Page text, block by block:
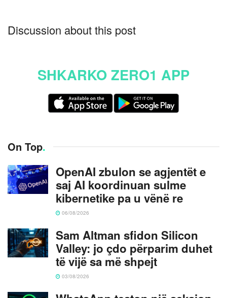
Discussion about this post
SHKARKO ZERO1 APP
On Top.
OpenAI zbulon se agjentët e
saj AI koordinuan sulme
kibernetike pa u vënë re
06/08/2026
Sam Altman sfidon Silicon
Valley: jo çdo përparim duhet
të vijë sa më shpejt
03/08/2026